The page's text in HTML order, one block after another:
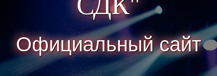
Официальный сайт